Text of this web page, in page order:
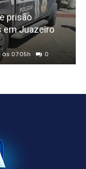
prisão
em Juazeiro
07:05h 0